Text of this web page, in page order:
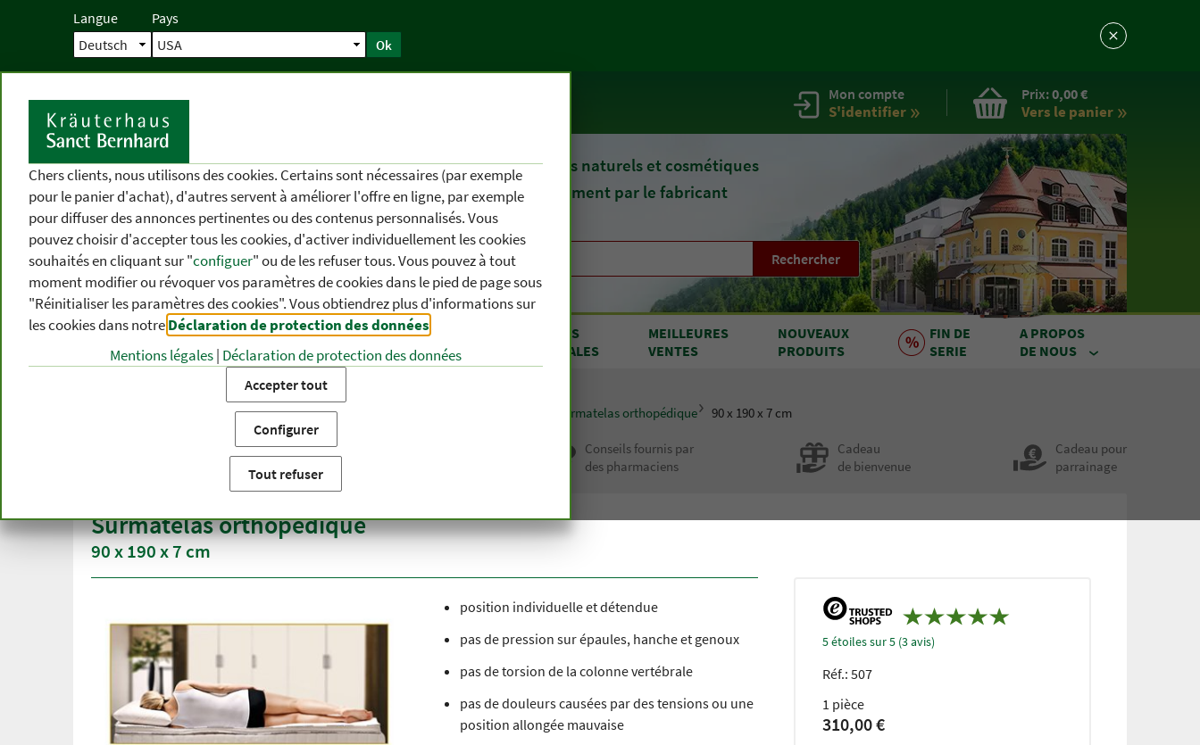
Langue Pays
Ok
Accueil Mon compte
S'identifier
Prix:0,00 €
Vers le panier
Depuis 1903, des remèdes naturels et cosmétiques
fournis directement par le fabricant
Rechercher
CATÉGORIES
DE PRODUITS
DIFFÉRENTS
THÈMES
PRODUITS
DE A À Z
OFFRES
SPÉCIALES
MEILLEURES
VENTES
NOUVEAUX
PRODUITS
FIN DE
SERIE
A PROPOS
DE NOUS
Catégories de produits Surmatelas orthopédique
90 x 190 x 7 cm
Conseils fournis par
des pharmaciens
Cadeau
de bienvenue
Cadeau pour
parrainage
Surmatelas orthopédique
90 x 190 x 7 cm
5 étoiles sur 5 (3 avis)
Réf.: 507
1 pièce
310,00 €
position individuelle et détendue
pas de pression sur épaules, hanche et genoux
pas de torsion de la colonne vertébrale
pas de douleurs causées par des tensions ou une
position allongée mauvaise
Chers clients, nous utilisons des cookies. Certains sont nécessaires (par exemple
pour le panier d'achat), d'autres servent à améliorer l'offre en ligne, par exemple
pour diffuser des annonces pertinentes ou des contenus personnalisés. Vous
pouvez choisir d'accepter tous les cookies, d'activer individuellement les cookies
souhaités en cliquant sur "configuer" ou de les refuser tous. Vous pouvez à tout
moment modifier ou révoquer vos paramètres de cookies dans le pied de page sous
"Réinitialiser les paramètres des cookies". Vous obtiendrez plus d'informations sur
les cookies dans notreDéclaration de protection des données
Mentions légales| Déclaration de protection des données
Accepter tout
Configurer
Tout refuser